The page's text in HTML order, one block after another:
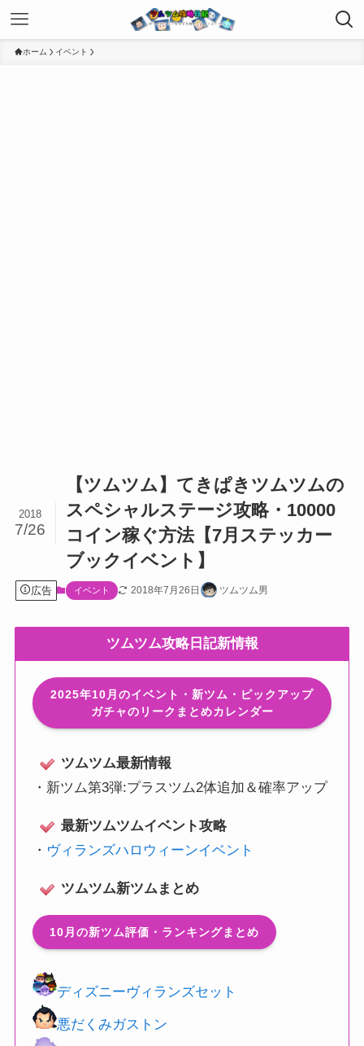
ホーム イベント
【ツムツム】てきぱきツムツムの
スペシャルステージ攻略・10000
コイン稼ぐ方法【7月ステッカー
ブックイベント】
2018
7/26
広告 イベント 2018年7月26日 ツムツム男
ツムツム攻略日記新情報
2025年10月のイベント・新ツム・ピックアップ
ガチャのリークまとめカレンダー
ツムツム最新情報
・ 新ツム第3弾:プラスツム2体追加＆確率アップ
最新ツムツムイベント攻略
・ ヴィランズハロウィーンイベント
ツムツム新ツムまとめ
10月の新ツム評価・ランキングまとめ
ディズニーヴィランズセット
悪だくみガストン